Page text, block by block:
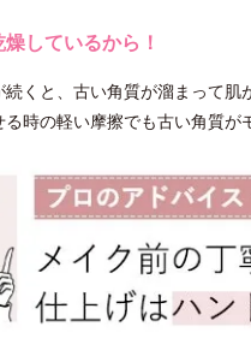
しているから！
くと、古い角質が溜まって
時の軽い摩擦でも古い角質が